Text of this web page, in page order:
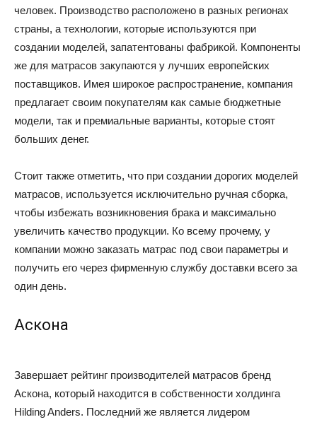
человек. Производство расположено в разных регионах
страны, а технологии, которые используются при
создании моделей, запатентованы фабрикой. Компоненты
же для матрасов закупаются у лучших европейских
поставщиков. Имея широкое распространение, компания
предлагает своим покупателям как самые бюджетные
модели, так и премиальные варианты, которые стоят
больших денег.
Стоит также отметить, что при создании дорогих моделей
матрасов, используется исключительно ручная сборка,
чтобы избежать возникновения брака и максимально
увеличить качество продукции. Ко всему прочему, у
компании можно заказать матрас под свои параметры и
получить его через фирменную службу доставки всего за
один день.
Аскона
Завершает рейтинг производителей матрасов бренд
Аскона, который находится в собственности холдинга
Hilding Anders. Последний же является лидером